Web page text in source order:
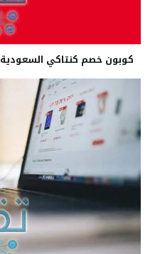
كوبون خصم كنتاكي السعودية KFC coupon